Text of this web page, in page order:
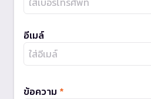
อีเมล์
ข้อความ *